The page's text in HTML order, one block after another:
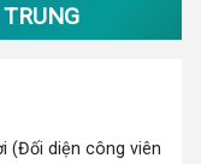
(Đối diện công viên